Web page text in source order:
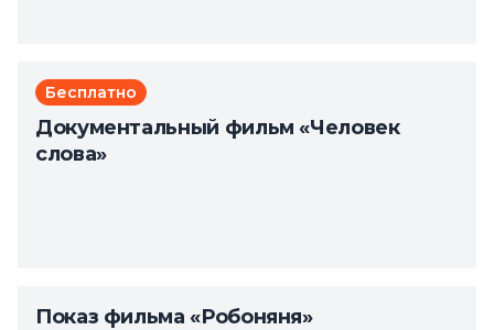
Бесплатно
Документальный фильм «Человек
слова»
Показ фильма «Робоняня»